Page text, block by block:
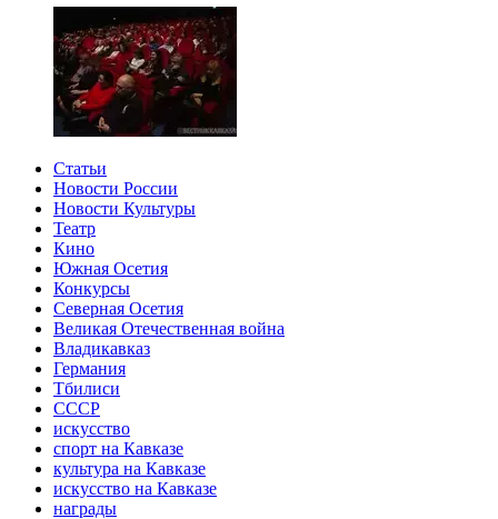
Статьи
Новости России
Новости Культуры
Театр
Кино
Южная Осетия
Конкурсы
Северная Осетия
Великая Отечественная война
Владикавказ
Германия
Тбилиси
СССР
искусство
спорт на Кавказе
культура на Кавказе
искусство на Кавказе
награды